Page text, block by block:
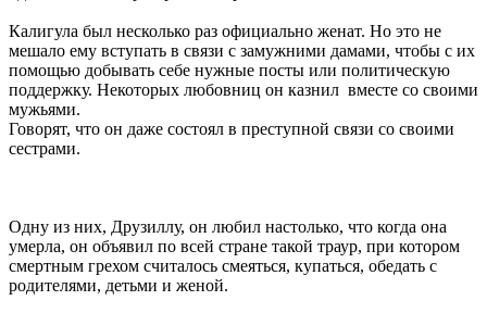
Калигула был несколько раз официально женат. Но это не
мешало ему вступать в связи с замужними дамами, чтобы с их
помощью добывать себе нужные посты или политическую
поддержку. Некоторых любовниц он казнил вместе со своими
мужьями.
Говорят, что он даже состоял в преступной связи со своими
сестрами.
Одну из них, Друзиллу, он любил настолько, что когда она
умерла, он объявил по всей стране такой траур, при котором
смертным грехом считалось смеяться, купаться, обедать с
родителями, детьми и женой.